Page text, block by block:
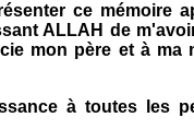
ce mémoire
ALLAH de
mon père et à ma
à toutes les